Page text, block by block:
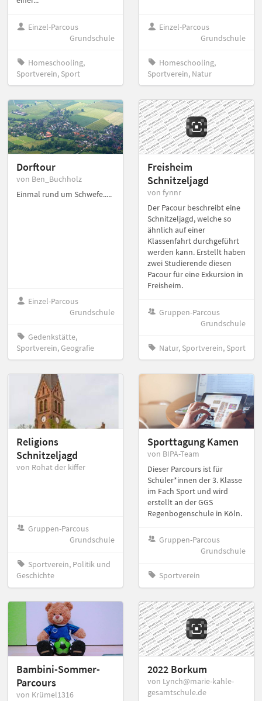
Einzel-Parcous
Grundschule
Homeschooling,
Sportverein, Sport
Einzel-Parcous
Grundschule
Homeschooling,
Sportverein, Natur
Dorftour
von Ben_Buchholz
Einmal rund um Schwefe.....
Einzel-Parcous
Grundschule
Gedenkstätte,
Sportverein, Geografie
Freisheim
Schnitzeljagd
von fynnr
Der Pacour beschreibt eine
Schnitzeljagd, welche so
ähnlich auf einer
Klassenfahrt durchgeführt
werden kann. Erstellt haben
zwei Studierende diesen
Pacour für eine Exkursion in
Freisheim.
Gruppen-Parcous
Grundschule
Natur, Sportverein, Sport
Religions
Schnitzeljagd
von Rohat der kiffer
Gruppen-Parcous
Grundschule
Sportverein, Politik und
Geschichte
Sporttagung Kamen
von BIPA-Team
Dieser Parcours ist für
Schüler*innen der 3. Klasse
im Fach Sport und wird
erstellt an der GGS
Regenbogenschule in Köln.
Gruppen-Parcous
Grundschule
Sportverein
Bambini-Sommer-
Parcours
von Krümel1316
2022 Borkum
von Lynch@marie-kahle-
gesamtschule.de